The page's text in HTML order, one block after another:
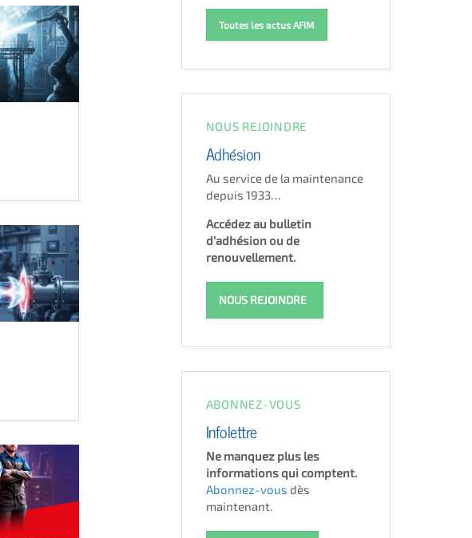
Toutes les actus AFIM
NOUS REJOINDRE
Adhésion
Au service de la maintenance
depuis 1933…
Accédez au bulletin
d'adhésion ou de
renouvellement.
NOUS REJOINDRE
ABONNEZ-VOUS
Infolettre
Ne manquez plus les
informations qui comptent.
Abonnez-vous dès
maintenant.